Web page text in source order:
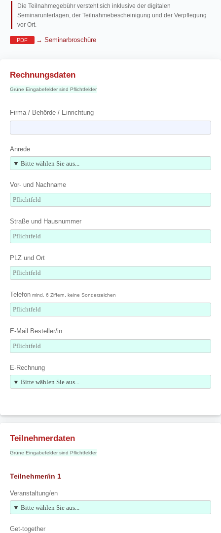
Die Teilnahmegebühr versteht sich inklusive der digitalen
Seminarunterlagen, der Teilnahmebescheinigung und der Verpflegung
vor Ort.
PDF → Seminarbroschüre
Rechnungsdaten
Grüne Eingabefelder sind Pflichtfelder
Firma / Behörde / Einrichtung
Anrede
Vor- und Nachname
Straße und Hausnummer
PLZ und Ort
Telefon mind. 6 Ziffern, keine Sonderzeichen
E-Mail Besteller/in
E-Rechnung
Teilnehmerdaten
Grüne Eingabefelder sind Pflichtfelder
Teilnehmer/in 1
Veranstaltung/en
Get-together